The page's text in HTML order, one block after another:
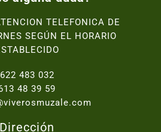
TELEFONICA DE
SEGÚN EL HORARIO
622 483 032
48 39 59
Dirección